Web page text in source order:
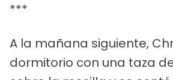
***
A la mañana siguiente,
dormitorio con una taza